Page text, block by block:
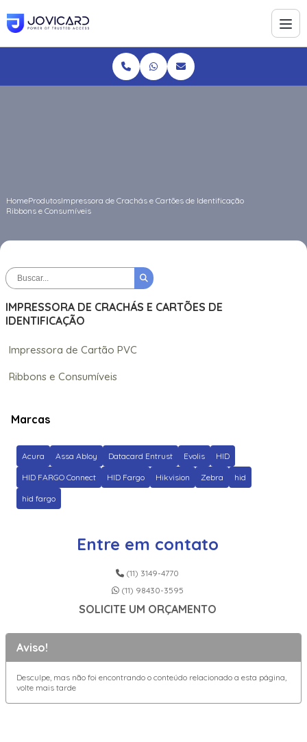
HomeProdutosImpressora de Crachás e Cartões de Identificação
Ribbons e Consumíveis
IMPRESSORA DE CRACHÁS E CARTÕES DE
IDENTIFICAÇÃO
Impressora de Cartão PVC
Ribbons e Consumíveis
Marcas
Acura Assa Abloy Datacard Entrust Evolis HID
HID FARGO Connect HID Fargo Hikvision Zebra hid
hid fargo
Entre em contato
(11) 3149-4770
(11) 98430-3595
SOLICITE UM ORÇAMENTO
Aviso!
Desculpe, mas não foi encontrando o conteúdo relacionado a esta página,
volte mais tarde